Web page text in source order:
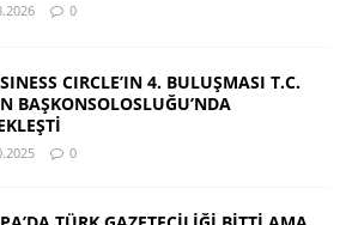
0
CIRCLE’IN 4. BULUŞMASI T.C.
BAŞKONSOLOSLUĞU’NDA
0